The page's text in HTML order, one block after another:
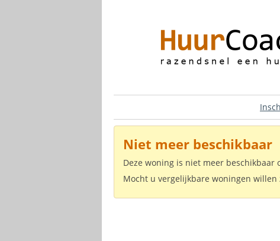
Niet meer beschikbaar
Deze woning is niet meer beschikbaar
Mocht u vergelijkbare woningen willen